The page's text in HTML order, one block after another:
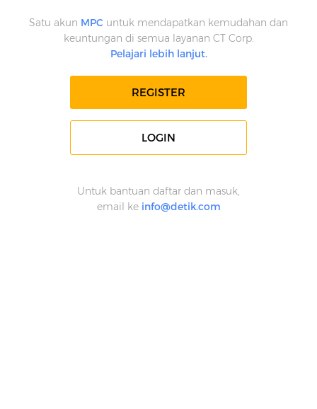
Satu akun MPC untuk mendapatkan kemudahan dan
keuntungan di semua layanan CT Corp.
Pelajari lebih lanjut.
REGISTER
LOGIN
Untuk bantuan daftar dan masuk,
email ke info@detik.com